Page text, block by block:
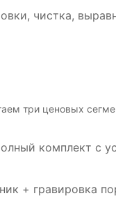
чистка,
три ценовых
комплект с
+ гравировка